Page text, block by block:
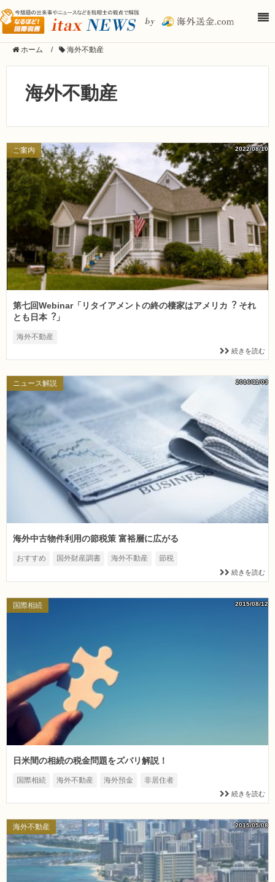
ホーム / 海外不動産
海外不動産
ご案内 2022/08/10
第七回Webinar「リタイアメントの終の棲家はアメリカ︖ それ
とも⽇本︖」
海外不動産
続きを読む
ニュース解説 2016/11/03
海外中古物件利用の節税策 富裕層に広がる
おすすめ 国外財産調書 海外不動産 節税
続きを読む
国際相続 2015/08/12
日米間の相続の税金問題をズバリ解説！
国際相続 海外不動産 海外預金 非居住者
続きを読む
海外不動産 2015/05/08